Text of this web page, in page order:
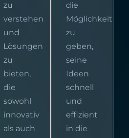
zu
verstehen
und
Lösungen
zu
bieten,
die
sowohl
innovativ
als auch
die
Möglichkeit
zu
geben,
seine
Ideen
schnell
und
effizient
in die